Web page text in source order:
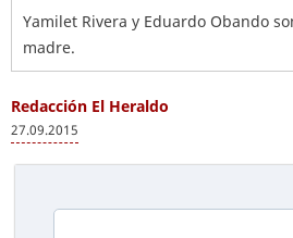
Yamilet Rivera y Eduardo Obando
madre.
Redacción El Heraldo
27.09.2015